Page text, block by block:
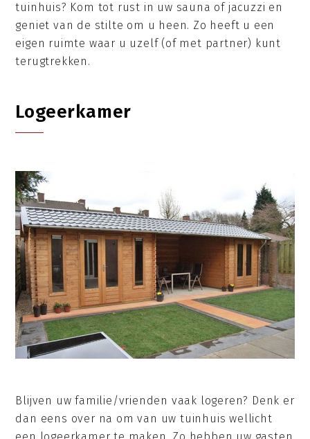
tuinhuis? Kom tot rust in uw sauna of jacuzzi en
geniet van de stilte om u heen. Zo heeft u een
eigen ruimte waar u uzelf (of met partner) kunt
terugtrekken.
Logeerkamer
Blijven uw familie/vrienden vaak logeren? Denk er
dan eens over na om van uw tuinhuis wellicht